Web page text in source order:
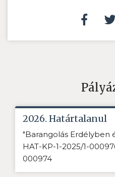
2026. Határtalanul
"Barangolás Erdélyben
HAT-KP-1-2025/1-
000974